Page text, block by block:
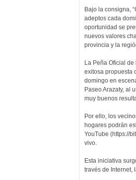
Bajo la consigna,
adeptos cada
oportunidad se
nuevos valores
provincia y la
La Peña Oficial
exitosa propuesta
domingo en
Paseo Arazaty, al
muy buenos
Por ello, los
hogares podrán
YouTube (https://
vivo.
Esta iniciativa
través de Internet,